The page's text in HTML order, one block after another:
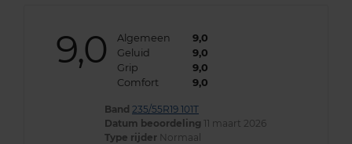
9,0 Algemeen
9,0
Geluid
9,0
Grip
9,0
Comfort
9,0
Band 235/55R19 101T
Datum beoordeling 11 maart 2026
Type rijder Normaal